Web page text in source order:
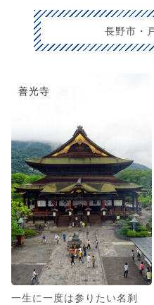
長野市・
善光寺
一生に一度は参りたい名刹